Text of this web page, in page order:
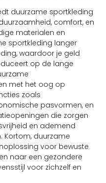
duurzame sportkleding
comfort, en
materialen en
sportkleding langer
waardoor je geld
op de lange
met het oog op
zoals
pasvormen, en
die zorgen
en ademend
Kortom, duurzame
voor bewuste
naar een gezondere
voor zichzelf en